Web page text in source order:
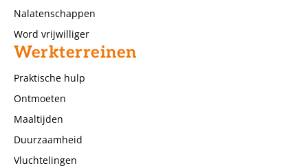
Nalatenschappen
Word vrijwilliger
Werkterreinen
Praktische hulp
Ontmoeten
Maaltijden
Duurzaamheid
Vluchtelingen